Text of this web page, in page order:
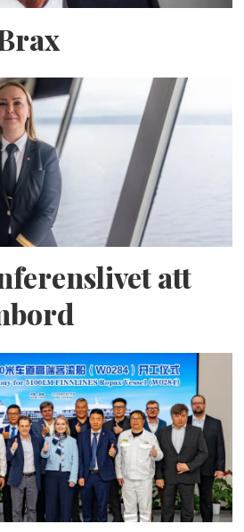
att